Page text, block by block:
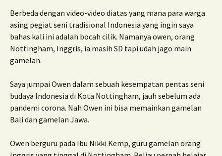
Berbeda dengan video-video diatas yang mana para warga
asing pegiat seni tradisional Indonesia yang ingin saya
bahas kali ini adalah bocah cilik. Namanya owen, orang
Nottingham, Inggris, ia masih SD tapi udah jago main
gamelan.
Saya jumpai Owen dalam sebuah kesempatan pentas seni
budaya Indonesia di Kota Nottingham, jauh sebelum ada
pandemi corona. Nah Owen ini bisa memainkan gamelan
Bali dan gamelan Jawa.
Owen berguru pada Ibu Nikki Kemp, guru gamelan orang